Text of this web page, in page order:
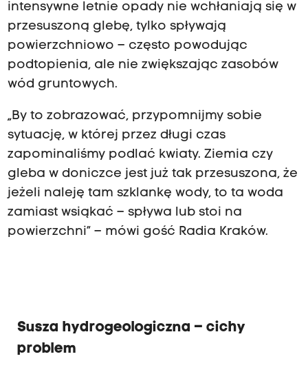
intensywne letnie opady nie wchłaniają się w
przesuszoną glebę, tylko spływają
powierzchniowo – często powodując
podtopienia, ale nie zwiększając zasobów
wód gruntowych.
„By to zobrazować, przypomnijmy sobie
sytuację, w której przez długi czas
zapominaliśmy podlać kwiaty. Ziemia czy
gleba w doniczce jest już tak przesuszona, że
jeżeli naleję tam szklankę wody, to ta woda
zamiast wsiąkać – spływa lub stoi na
powierzchni” – mówi gość Radia Kraków.
Susza hydrogeologiczna – cichy
problem